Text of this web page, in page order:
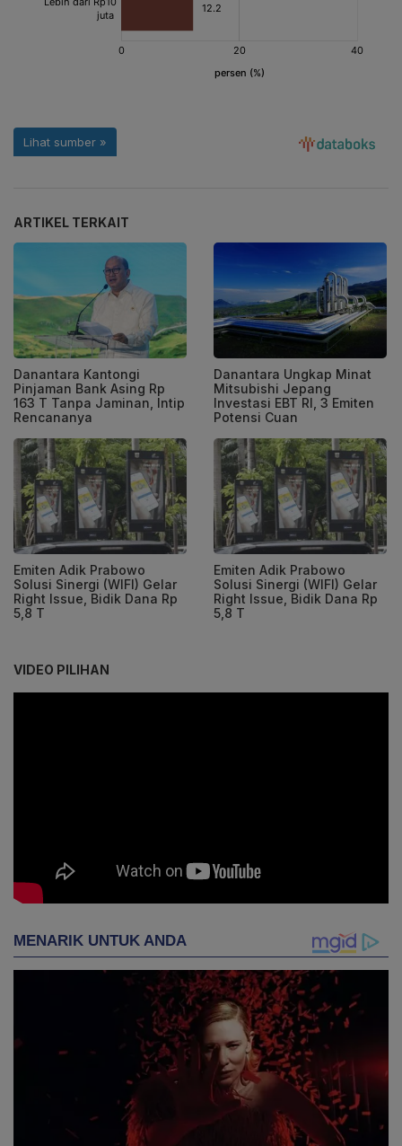
ARTIKEL TERKAIT
Danantara Kantongi
Pinjaman Bank Asing Rp
163 T Tanpa Jaminan, Intip
Rencananya
Danantara Ungkap Minat
Mitsubishi Jepang
Investasi EBT RI, 3 Emiten
Potensi Cuan
Emiten Adik Prabowo
Solusi Sinergi (WIFI) Gelar
Right Issue, Bidik Dana Rp
5,8 T
Emiten Adik Prabowo
Solusi Sinergi (WIFI) Gelar
Right Issue, Bidik Dana Rp
5,8 T
VIDEO PILIHAN